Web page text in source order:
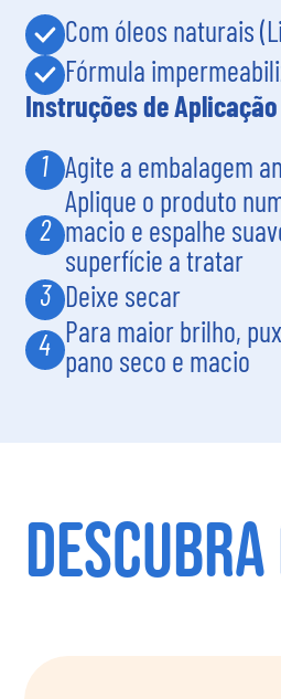
Com óleos naturais
Fórmula
Instruções de Aplicação
1 Agite a embalagem
2
Aplique o produto
macio e espalhe
superfície a tratar
3 Deixe secar
4 Para maior brilho,
pano seco e macio